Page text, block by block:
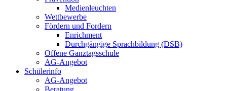
Medienleuchten
Wettbewerbe
Fördern und Fordern
Enrichment
Durchgängige Sprachbildung (DSB)
Offene Ganztagsschule
AG-Angebot
Schülerinfo
AG-Angebot
Beratung